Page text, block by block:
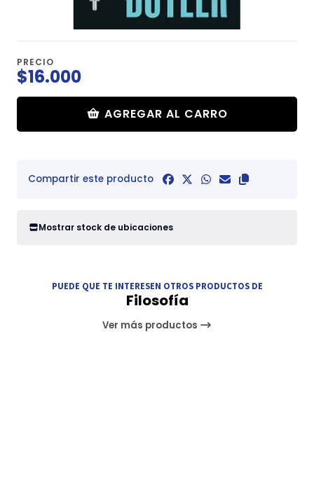
PRECIO
$16.000
AGREGAR AL CARRO
Compartir este producto
Mostrar stock de ubicaciones
PUEDE QUE TE INTERESEN OTROS PRODUCTOS DE
Filosofía
Ver más productos